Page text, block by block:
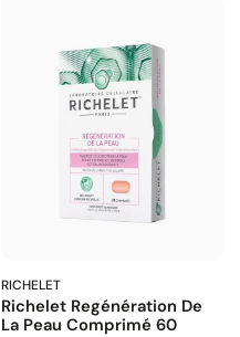
RICHELET
Richelet Regénération De
La Peau Comprimé 60